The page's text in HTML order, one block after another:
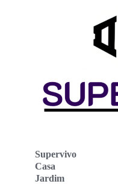
Supervivo
Casa
Jardim